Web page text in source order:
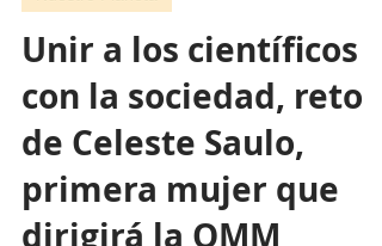
1 ago 2023
8 min de lectura
Nuestro Planeta
Unir a los científicos
con la sociedad, reto